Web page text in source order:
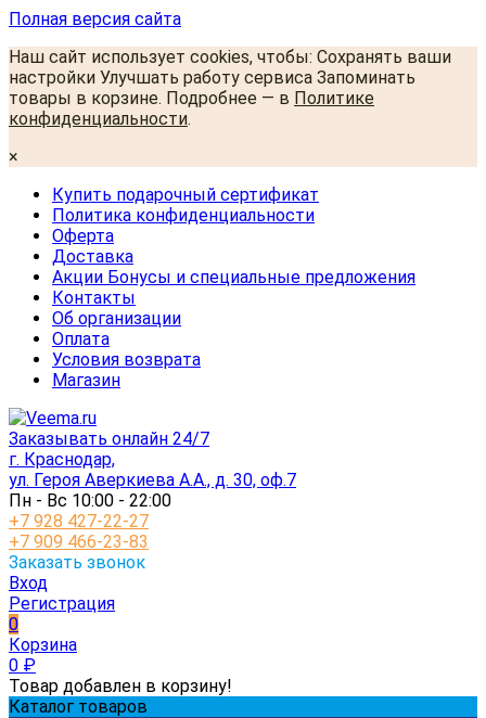
Полная версия сайта
Наш сайт использует cookies, чтобы: Сохранять ваши
настройки Улучшать работу сервиса Запоминать
товары в корзине. Подробнее — в Политике
конфиденциальности.
×
Купить подарочный сертификат
Политика конфиденциальности
Оферта
Доставка
Акции Бонусы и специальные предложения
Контакты
Об организации
Оплата
Условия возврата
Магазин
Заказывать онлайн 24/7
г. Краснодар,
ул. Героя Аверкиева А.А., д. 30, оф.7
Пн - Вс 10:00 - 22:00
+7 928 427-22-27
+7 909 466-23-83
Заказать звонок
Вход
Регистрация
0
Корзина
0 ₽
Товар добавлен в корзину!
Каталог товаров